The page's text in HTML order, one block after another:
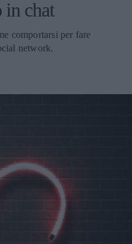
in chat
comportarsi per fare
network.